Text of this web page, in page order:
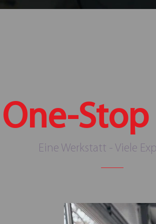
One-Stop
Eine Werkstatt - Viele